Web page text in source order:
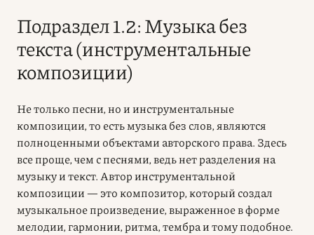
Подраздел 1.2: Музыка без
текста (инструментальные
композиции)
Не только песни, но и инструментальные
композиции, то есть музыка без слов, являются
полноценными объектами авторского права. Здесь
все проще, чем с песнями, ведь нет разделения на
музыку и текст. Автор инструментальной
композиции — это композитор, который создал
музыкальное произведение, выраженное в форме
мелодии, гармонии, ритма, тембра и тому подобное.